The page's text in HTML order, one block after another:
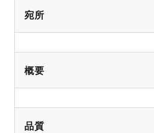
宛所
概要
品質